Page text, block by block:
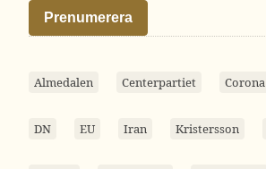
Prenumerera
Almedalen Centerpartiet Corona
DN EU Iran Kristersson